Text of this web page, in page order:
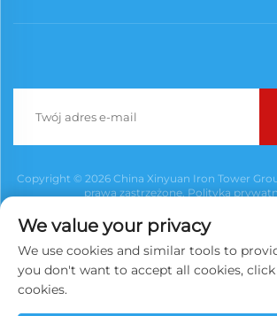
Copyright © 2026 China Xinyuan Iron Tower
prawa zastrzeżone. Polityka
We value your privacy
We use cookies and similar tools to
you don't want to accept all cookies, click
cookies.